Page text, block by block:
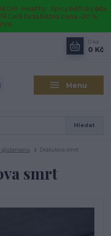
Gril · Healthy · Spicy běžná cena
Celá řada běžná cena –20 %
Menu
Hledat
0 ks
0 Kč
glutamanu Drákulova smrt
smrt